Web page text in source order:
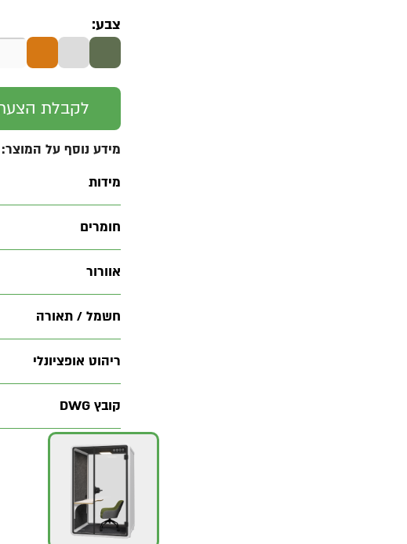
צבע:
לקבלת
מידע נוסף על המוצר:
מידות
חומרים
אוורור
חשמל / תאורה
ריהוט אופציונלי
קובץ DWG